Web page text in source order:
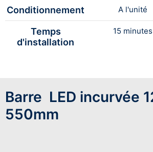
Conditionnement A l'unité
Temps
d'installation
15 minutes
Barre LED incurvée
550mm